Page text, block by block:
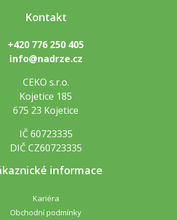
Kontakt
+420 776 250 405
info@nadrze.cz
CEKO s.r.o.
Kojetice 185
675 23 Kojetice
IČ 60723335
DIČ CZ60723335
informace
Kariéra
Obchodní podmínky